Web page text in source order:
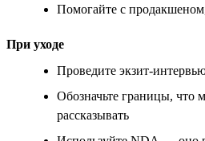
Помогайте с
При уходе
Проведите экзит-
Обозначьте границы, что
рассказывать